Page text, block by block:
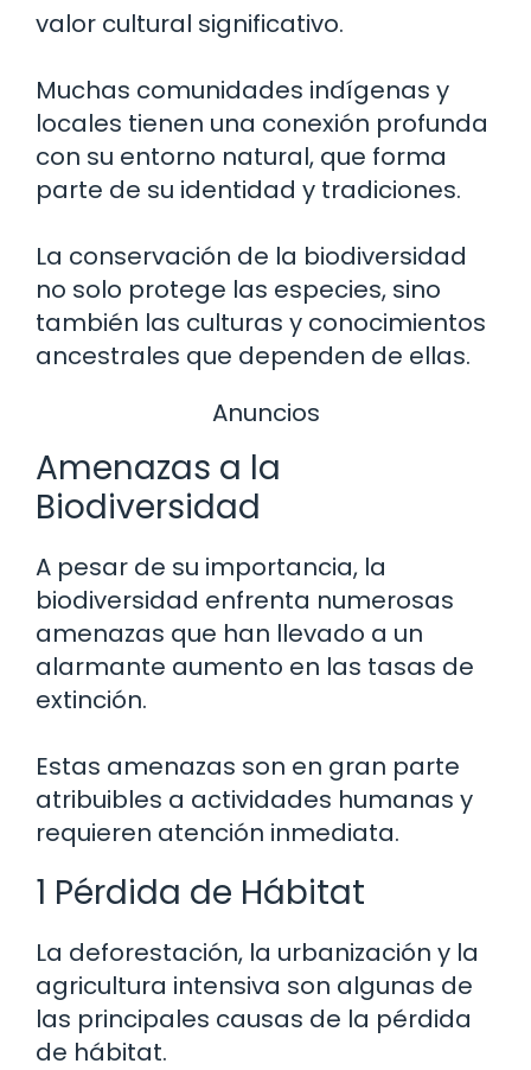
valor cultural significativo.
Muchas comunidades indígenas y
locales tienen una conexión profunda
con su entorno natural, que forma
parte de su identidad y tradiciones.
La conservación de la biodiversidad
no solo protege las especies, sino
también las culturas y conocimientos
ancestrales que dependen de ellas.
Anuncios
Amenazas a la
Biodiversidad
A pesar de su importancia, la
biodiversidad enfrenta numerosas
amenazas que han llevado a un
alarmante aumento en las tasas de
extinción.
Estas amenazas son en gran parte
atribuibles a actividades humanas y
requieren atención inmediata.
1 Pérdida de Hábitat
La deforestación, la urbanización y la
agricultura intensiva son algunas de
las principales causas de la pérdida
de hábitat.